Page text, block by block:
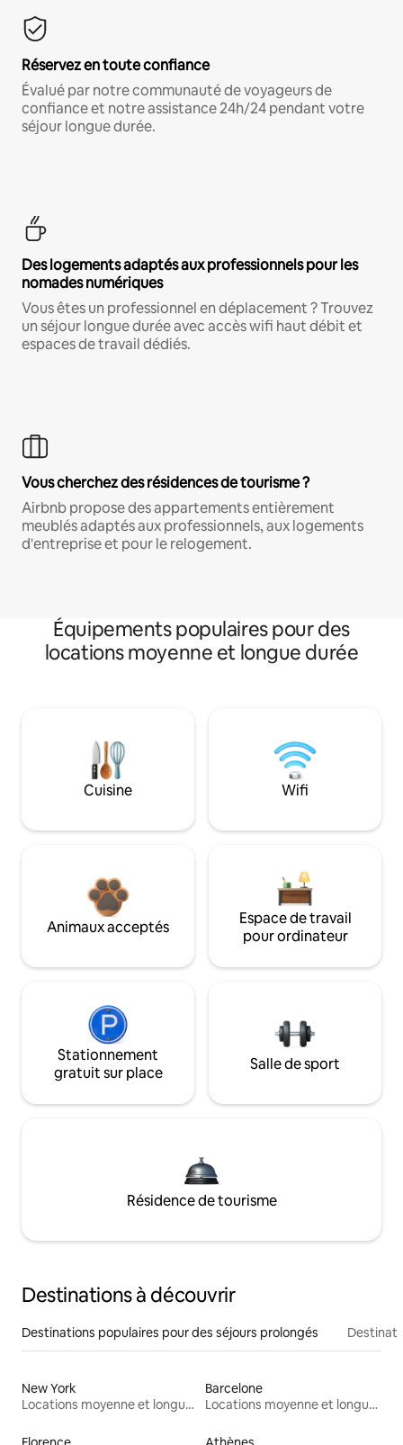
Réservez en toute confiance
Évalué par notre communauté de voyageurs de
confiance et notre assistance 24h/24 pendant votre
séjour longue durée.
Des logements adaptés aux professionnels pour les
nomades numériques
Vous êtes un professionnel en déplacement ? Trouvez
un séjour longue durée avec accès wifi haut débit et
espaces de travail dédiés.
Vous cherchez des résidences de tourisme ?
Airbnb propose des appartements entièrement
meublés adaptés aux professionnels, aux logements
d'entreprise et pour le relogement.
Équipements populaires pour des
locations moyenne et longue durée
Cuisine Wifi
Animaux acceptés
Espace de travail
pour ordinateur
Stationnement
gratuit sur place
Salle de sport
Résidence de tourisme
Destinations à découvrir
Destinations populaires pour des séjours prolongés
New York
Locations moyenne et longue durée
Barcelone
Locations moyenne et longue durée